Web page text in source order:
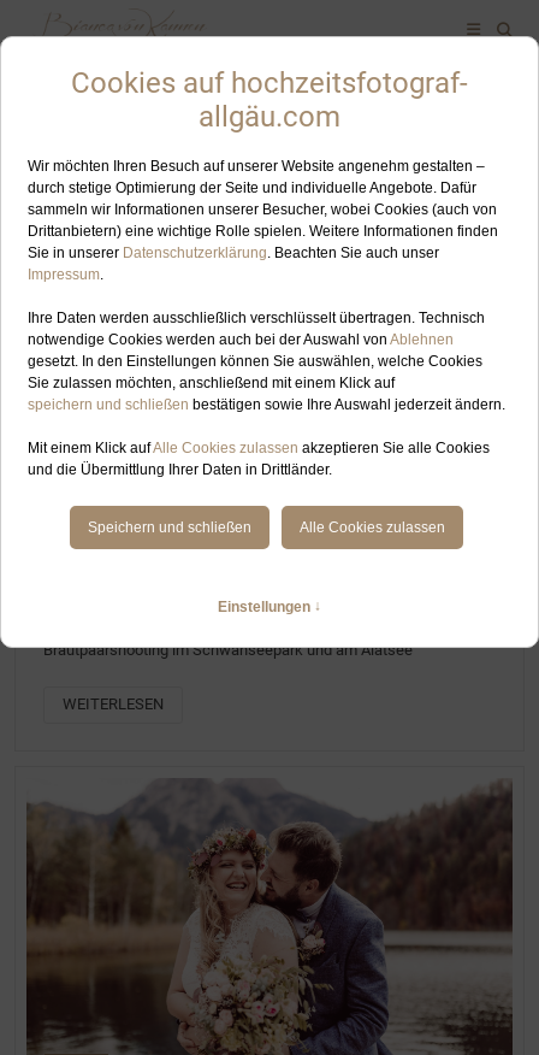
ALLES ZUM SCHLAGWORT: HOCHZEITSFOTOGRAFIN
SCHWANSEE
OKT
29
Brautpaarshooting im Schwanseepark und am Alatsee
WEITERLESEN